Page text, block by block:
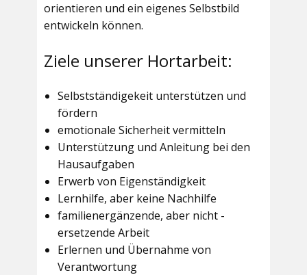
orientieren und ein eigenes Selbstbild
entwickeln können.
Ziele unserer Hortarbeit:
Selbstständigekeit unterstützen und
fördern
emotionale Sicherheit vermitteln
Unterstützung und Anleitung bei den
Hausaufgaben
Erwerb von Eigenständigkeit
Lernhilfe, aber keine Nachhilfe
familienergänzende, aber nicht -
ersetzende Arbeit
Erlernen und Übernahme von
Verantwortung